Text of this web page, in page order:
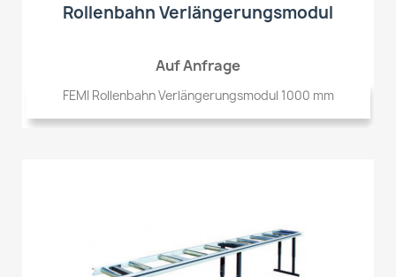
Rollenbahn Verlängerungsmodul
Auf Anfrage
FEMI Rollenbahn Verlängerungsmodul 1000 mm